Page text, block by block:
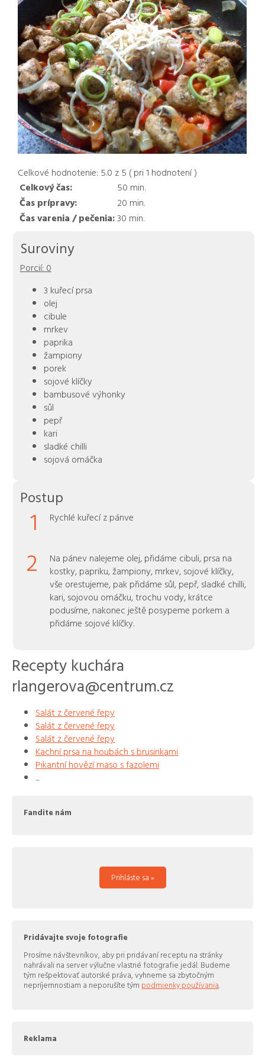
Celkové hodnotenie: 5.0 z 5 ( pri1 hodnotení )
Celkový čas:
50 min.
Čas prípravy:
20 min.
Čas varenia / pečenia:30 min.
Suroviny
Porcií: 0
3 kuřecí prsa
olej
cibule
mrkev
paprika
žampiony
porek
sojové klíčky
bambusové výhonky
sůl
pepř
kari
sladké chilli
sojová omáčka
Postup
1 Rychlé kuřecí z pánve
2
Na pánev nalejeme olej, přidáme cibuli, prsa na
kostky, papriku, žampiony, mrkev, sojové klíčky,
vše orestujeme, pak přidáme sůl, pepř, sladké chilli,
kari, sojovou omáčku, trochu vody, krátce
podusíme, nakonec ještě posypeme porkem a
přidáme sojové klíčky.
Recepty kuchára
rlangerova@centrum.cz
Salát z červené řepy
Salát z červené řepy
Salát z červené řepy
Kachní prsa na houbách s brusinkami
Pikantní hovězí maso s fazolemi
...
Fandite nám
Prihláste sa »
Pridávajte svoje fotografie
Prosíme návštevníkov, aby pri pridávaní receptu na stránky
nahrávali na server výlučne vlastné fotografie jedál. Budeme
tým rešpektovať autorské práva, vyhneme sa zbytočným
nepríjemnostiam a neporušíte tým podmienky používania.
Reklama